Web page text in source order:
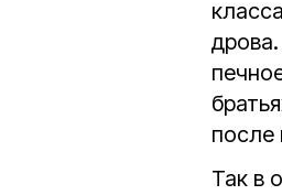
после
Так в